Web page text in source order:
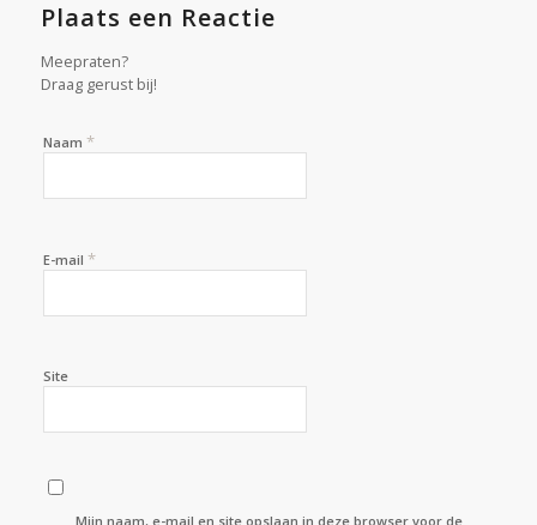
Plaats een Reactie
Meepraten?
Draag gerust bij!
Naam *
E-mail *
Site
Mijn naam, e-mail en site opslaan in deze browser voor de